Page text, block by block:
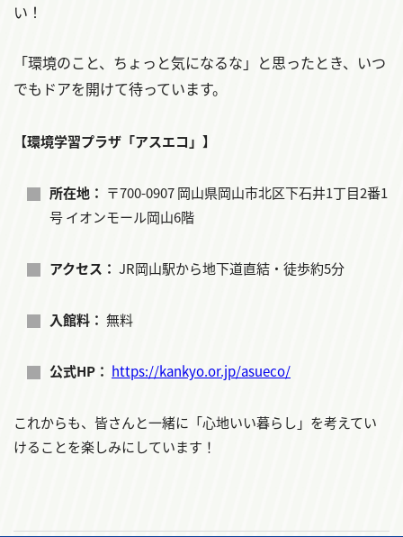
い！
「環境のこと、ちょっと気になるな」と思ったとき、いつ
でもドアを開けて待っています。
【環境学習プラザ「アスエコ」】
所在地： 〒700-0907 岡山県岡山市北区下石井1丁目2番1
号 イオンモール岡山6階
アクセス： JR岡山駅から地下道直結・徒歩約5分
入館料： 無料
公式HP： https://kankyo.or.jp/asueco/
これからも、皆さんと一緒に「心地いい暮らし」を考えてい
けることを楽しみにしています！